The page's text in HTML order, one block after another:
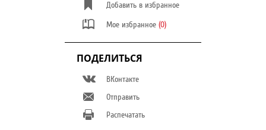
Добавить в избранное
Мое избранное (0)
ПОДЕЛИТЬСЯ
ВКонтакте
Отправить
Распечатать